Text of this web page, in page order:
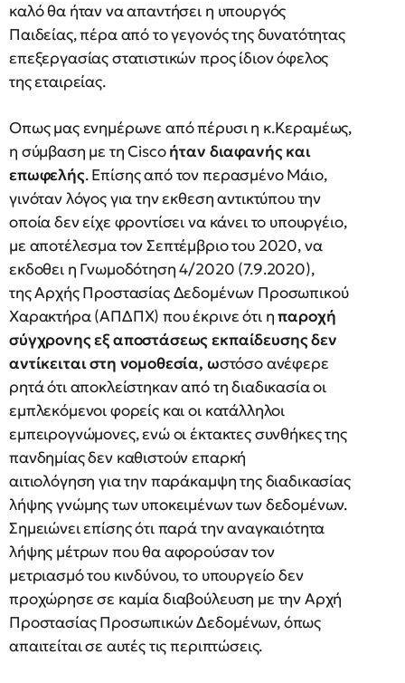
καλό θα ήταν να απαντήσει η υπουργός
Παιδείας, πέρα από το γεγονός της δυνατότητας
επεξεργασίας στατιστικών προς ίδιον όφελος
της εταιρείας.
Οπως μας ενημέρωνε από πέρυσι η κ.Κεραμέως,
η σύμβαση με τη Ciscoήταν διαφανής και
επωφελής. Επίσης από τον περασμένο Μάιο,
γινόταν λόγος για την εκθεση αντικτύπου την
οποία δεν είχε φροντίσει να κάνει το υπουργέιο,
με αποτέλεσμα τον Σεπτέμβριο του 2020, να
εκδοθει η Γνωμοδότηση 4/2020 (7.9.2020),
της Αρχής Προστασίας Δεδομένων Προσωπικού
Χαρακτήρα (ΑΠΔΠΧ) που έκρινε ότι ηπαροχή
σύγχρονης εξ αποστάσεως εκπαίδευσης δεν
αντίκειται στη νοµοθεσία, ωστόσο ανέφερε
ρητά ότι αποκλείστηκαν από τη διαδικασία οι
εμπλεκόμενοι φορείς και οι κατάλληλοι
εμπειρογνώμονες, ενώ οι έκτακτες συνθήκες της
πανδημίας δεν καθιστούν επαρκή
αιτιολόγηση για την παράκαµψη της διαδικασίας
λήψης γνώµης των υποκειµένων των δεδοµένων.
Σημειώνει επίσης ότι παρά την αναγκαιότητα
λήψης μέτρων που θα αφορούσαν τον
μετριασμό του κινδύνου, το υπουργείο δεν
προχώρησε σε καμία διαβούλευση με την Αρχή
Προστασίας Προσωπικών Δεδομένων, όπως
απαιτείται σε αυτές τις περιπτώσεις.